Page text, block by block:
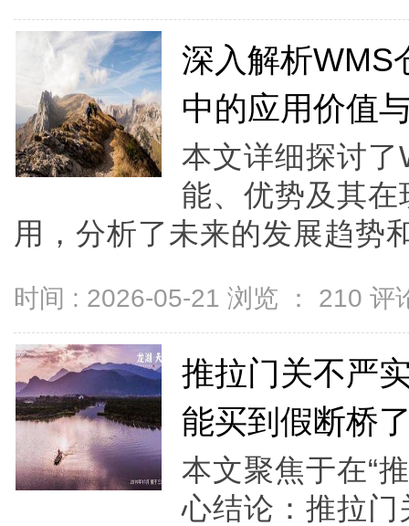
深入解析WMS
中的应用价值
本文详细探讨
能、优势及其
用，分析了未来的发展趋势
时间 : 2026-05-21 浏览 ： 210 评
推拉门关不严
能买到假断桥
本文聚焦于在“
心结论：推拉